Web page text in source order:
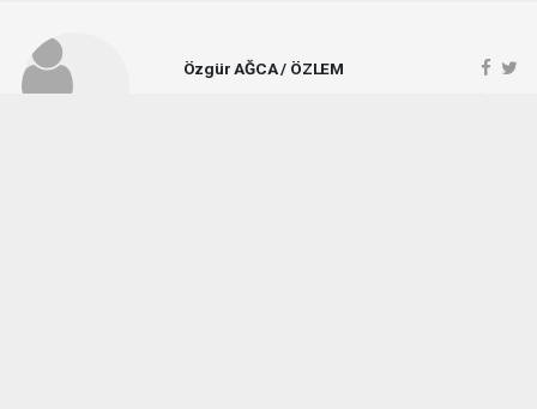
Özgür AĞCA / ÖZLEM